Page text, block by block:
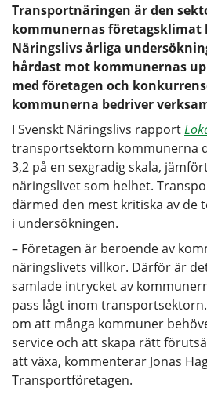
Transportnäringen är den
kommunernas företagsklimat
Näringslivs årliga
hårdast mot kommunernas
med företagen och
kommunerna bedriver
I Svenskt Näringslivs rapport
transportsektorn kommunerna
3,2 på en sexgradig skala,
näringslivet som helhet.
därmed den mest kritiska av de
i undersökningen.
– Företagen är beroende av
näringslivets villkor. Därför är
samlade intrycket av
pass lågt inom
om att många kommuner
service och att skapa rätt
att växa, kommenterar Jonas
Transportföretagen.